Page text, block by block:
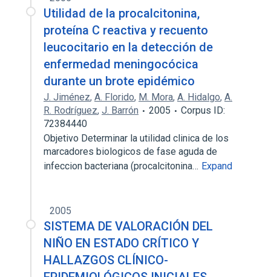
Utilidad de la procalcitonina,
proteína C reactiva y recuento
leucocitario en la detección de
enfermedad meningocócica
durante un brote epidémico
J. Jiménez, A. Florido, M. Mora, A. Hidalgo, A.
R. Rodríguez, J. Barrón 2005
Corpus ID:
72384440
Objetivo Determinar la utilidad clinica de los
marcadores biologicos de fase aguda de
infeccion bacteriana (procalcitonina… Expand
2005
SISTEMA DE VALORACIÓN DEL
NIÑO EN ESTADO CRÍTICO Y
HALLAZGOS CLÍNICO-